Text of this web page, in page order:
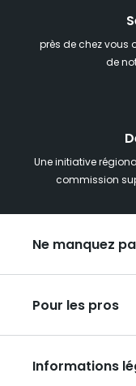
près de chez vous
de
Une initiative
commission
Ne manquez
Week-end insolite
Week-end spa en
Hébergements
Pour les pros
Organisez vos
Informations